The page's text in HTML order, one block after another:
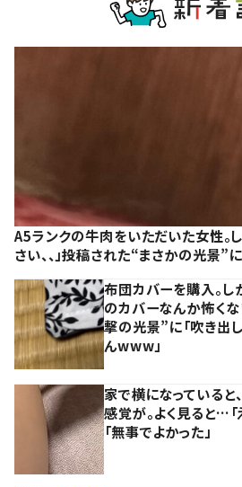
A5ランクの牛肉をいただいた女性。
さい、、」投稿された“まさかの光景”
布団カバーを購入。
のカバーなんか怖く
撃の光景”に「吹き出
んwww」
家で横になっていると
感覚が。よく見ると…「
「無事でよかった」